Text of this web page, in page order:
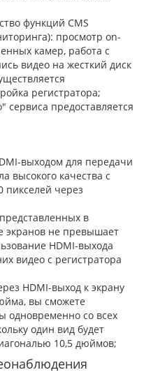
функций CMS
просмотр on-
камер, работа с
видео на жесткий диск
регистратора;
сервиса предоставляется
выходом для передачи
высокого качества с
пикселей через
в
экранов не превышает
HDMI-выхода
видео с регистратора
HDMI-выход к экрану
вы сможете
одновременно со всех
один вид будет
10,5 дюймов;